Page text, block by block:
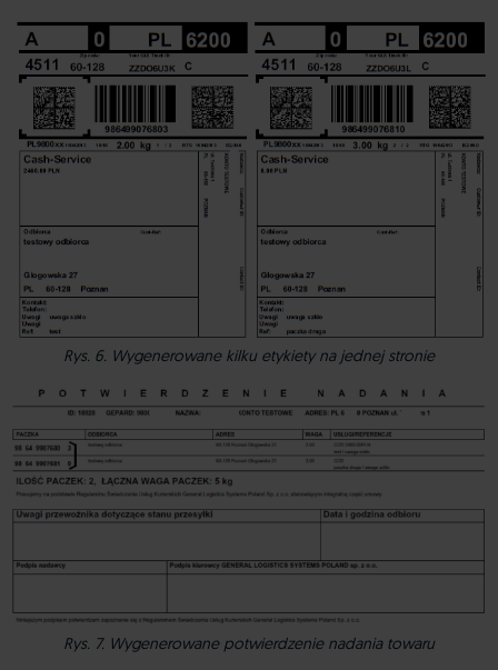
Rys. 6. Wygenerowane kilku etykiety na jednej stronie
Rys. 7. Wygenerowane potwierdzenie nadania towaru